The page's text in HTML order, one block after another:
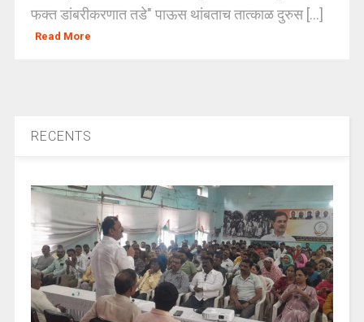
फक्त डांबरीकरणात तडे" पाऊस थांबताच तात्काळ दुरुस [...]
Read More
RECENTS